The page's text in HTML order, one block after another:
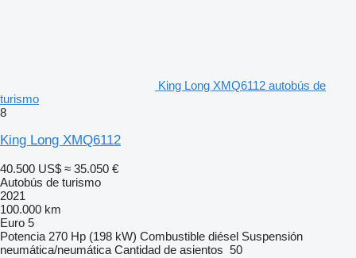
King Long XMQ6112 autobús de
turismo
8
King Long XMQ6112
40.500 US$ ≈ 35.050 €
Autobús de turismo
2021
100.000 km
Euro 5
Potencia 270 Hp (198 kW) Combustible diésel Suspensión
neumática/neumática Cantidad de asientos 50